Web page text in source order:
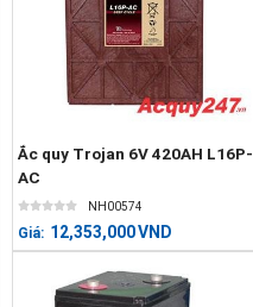
Ắc quy Trojan 6V 420AH L16P-
AC
NH00574
Giá: 12,353,000VND